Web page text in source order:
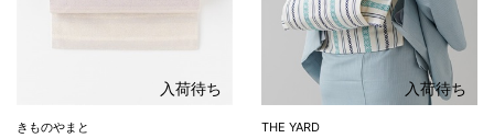
入荷待ち
きものやまと
入荷待ち
THE YARD